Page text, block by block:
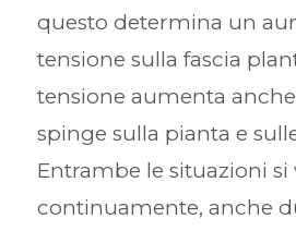
questo determina un
tensione sulla fascia
tensione aumenta
spinge sulla pianta e
Entrambe le situazioni si
continuamente, anche